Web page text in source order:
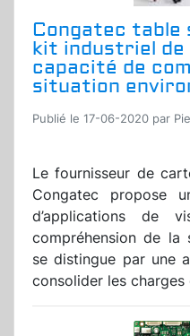
Congatec table
kit industriel de
capacité de
situation
Publié le 17-06-2020 par
Le fournisseur de
Congatec propose
d’applications de
compréhension de la
se distingue par une
consolider les charges